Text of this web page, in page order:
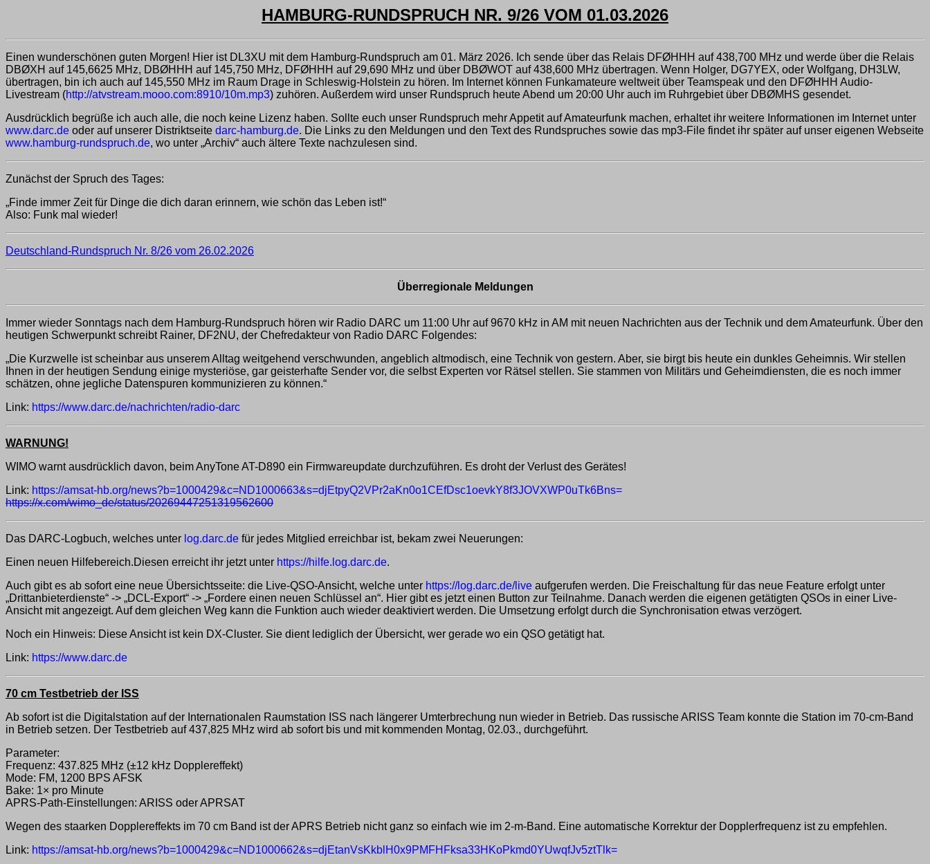
HAMBURG-RUNDSPRUCH NR. 9/26 VOM 01.03.2026
Einen wunderschönen guten Morgen! Hier ist DL3XU mit dem Hamburg-Rundspruch am 01. März 2026. Ich sende über das Relais DFØHHH auf 438,700 MHz und werde über die Relais
DBØXH auf 145,6625 MHz, DBØHHH auf 145,750 MHz, DFØHHH auf 29,690 MHz und über DBØWOT auf 438,600 MHz übertragen. Wenn Holger, DG7YEX, oder Wolfgang, DH3LW,
übertragen, bin ich auch auf 145,550 MHz im Raum Drage in Schleswig-Holstein zu hören. Im Internet können Funkamateure weltweit über Teamspeak und den DFØHHH Audio-
Livestream (http://atvstream.mooo.com:8910/10m.mp3) zuhören. Außerdem wird unser Rundspruch heute Abend um 20:00 Uhr auch im Ruhrgebiet über DBØMHS gesendet.
Ausdrücklich begrüße ich auch alle, die noch keine Lizenz haben. Sollte euch unser Rundspruch mehr Appetit auf Amateurfunk machen, erhaltet ihr weitere Informationen im Internet unter
www.darc.de oder auf unserer Distriktseite darc-hamburg.de. Die Links zu den Meldungen und den Text des Rundspruches sowie das mp3-File findet ihr später auf unser eigenen Webseite
www.hamburg-rundspruch.de, wo unter „Archiv“ auch ältere Texte nachzulesen sind.
Zunächst der Spruch des Tages:
„Finde immer Zeit für Dinge die dich daran erinnern, wie schön das Leben ist!“
Also: Funk mal wieder!
Deutschland-Rundspruch Nr. 8/26 vom 26.02.2026
Überregionale Meldungen
Immer wieder Sonntags nach dem Hamburg-Rundspruch hören wir Radio DARC um 11:00 Uhr auf 9670 kHz in AM mit neuen Nachrichten aus der Technik und dem Amateurfunk. Über den
heutigen Schwerpunkt schreibt Rainer, DF2NU, der Chefredakteur von Radio DARC Folgendes:
„Die Kurzwelle ist scheinbar aus unserem Alltag weitgehend verschwunden, angeblich altmodisch, eine Technik von gestern. Aber, sie birgt bis heute ein dunkles Geheimnis. Wir stellen
Ihnen in der heutigen Sendung einige mysteriöse, gar geisterhafte Sender vor, die selbst Experten vor Rätsel stellen. Sie stammen von Militärs und Geheimdiensten, die es noch immer
schätzen, ohne jegliche Datenspuren kommunizieren zu können.“
Link: https://www.darc.de/nachrichten/radio-darc
WARNUNG!
WIMO warnt ausdrücklich davon, beim AnyTone AT-D890 ein Firmwareupdate durchzuführen. Es droht der Verlust des Gerätes!
Link: https://amsat-hb.org/news?b=1000429&c=ND1000663&s=djEtpyQ2VPr2aKn0o1CEfDsc1oevkY8f3JOVXWP0uTk6Bns=
https://x.com/wimo_de/status/20269447251319562600
Das DARC-Logbuch, welches unter log.darc.de für jedes Mitglied erreichbar ist, bekam zwei Neuerungen:
Einen neuen Hilfebereich.Diesen erreicht ihr jetzt unter https://hilfe.log.darc.de.
Auch gibt es ab sofort eine neue Übersichtsseite: die Live-QSO-Ansicht, welche unter https://log.darc.de/live aufgerufen werden. Die Freischaltung für das neue Feature erfolgt unter
„Drittanbieterdienste“ -> „DCL-Export“ -> „Fordere einen neuen Schlüssel an“. Hier gibt es jetzt einen Button zur Teilnahme. Danach werden die eigenen getätigten QSOs in einer Live-
Ansicht mit angezeigt. Auf dem gleichen Weg kann die Funktion auch wieder deaktiviert werden. Die Umsetzung erfolgt durch die Synchronisation etwas verzögert.
Noch ein Hinweis: Diese Ansicht ist kein DX-Cluster. Sie dient lediglich der Übersicht, wer gerade wo ein QSO getätigt hat.
Link: https://www.darc.de
70 cm Testbetrieb der ISS
Ab sofort ist die Digitalstation auf der Internationalen Raumstation ISS nach längerer Umterbrechung nun wieder in Betrieb. Das russische ARISS Team konnte die Station im 70-cm-Band
in Betrieb setzen. Der Testbetrieb auf 437,825 MHz wird ab sofort bis und mit kommenden Montag, 02.03., durchgeführt.
Parameter:
Frequenz: 437.825 MHz (±12 kHz Dopplereffekt)
Mode: FM, 1200 BPS AFSK
Bake: 1× pro Minute
APRS-Path-Einstellungen: ARISS oder APRSAT
Wegen des staarken Dopplereffekts im 70 cm Band ist der APRS Betrieb nicht ganz so einfach wie im 2-m-Band. Eine automatische Korrektur der Dopplerfrequenz ist zu empfehlen.
Link: https://amsat-hb.org/news?b=1000429&c=ND1000662&s=djEtanVsKkblH0x9PMFHFksa33HKoPkmd0YUwqfJv5ztTlk=